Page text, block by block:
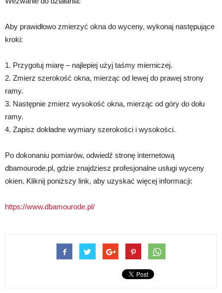
Aby prawidłowo zmierzyć okna do wyceny, wykonaj następujące
kroki:
1. Przygotuj miarę – najlepiej użyj taśmy mierniczej.
2. Zmierz szerokość okna, mierząc od lewej do prawej strony
ramy.
3. Następnie zmierz wysokość okna, mierząc od góry do dołu
ramy.
4. Zapisz dokładne wymiary szerokości i wysokości.
Po dokonaniu pomiarów, odwiedź stronę internetową
dbamourode.pl, gdzie znajdziesz profesjonalne usługi wyceny
okien. Kliknij poniższy link, aby uzyskać więcej informacji:
https://www.dbamourode.pl/